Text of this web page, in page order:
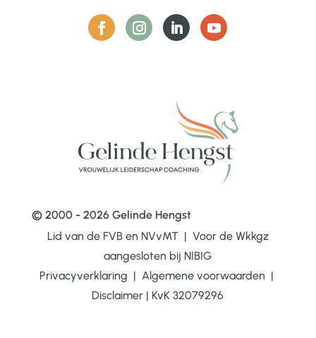
© 2000 - 2026 Gelinde Hengst
Lid van de FVB en NVvMT | Voor de Wkkgz
aangesloten bij NIBIG
Privacyverklaring | Algemene voorwaarden |
Disclaimer | KvK 32079296